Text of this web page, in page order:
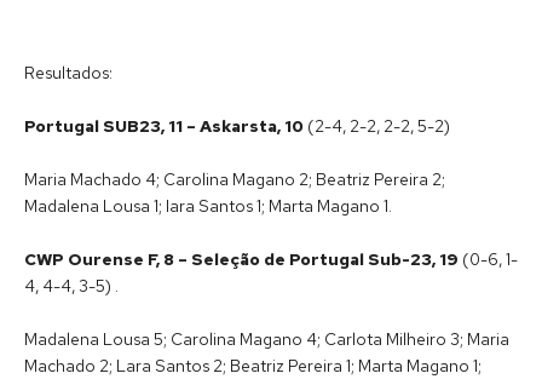
Resultados:
Portugal SUB23, 11 – Askarsta, 10 (2-4, 2-2, 2-2, 5-2)
Maria Machado 4; Carolina Magano 2; Beatriz Pereira 2;
Madalena Lousa 1; Iara Santos 1; Marta Magano 1.
CWP Ourense F, 8 – Seleção de Portugal Sub-23, 19 (0-6, 1-
4, 4-4, 3-5) .
Madalena Lousa 5; Carolina Magano 4; Carlota Milheiro 3; Maria
Machado 2; Lara Santos 2; Beatriz Pereira 1; Marta Magano 1;